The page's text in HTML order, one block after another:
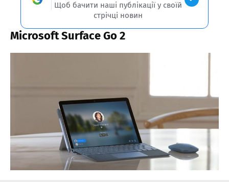
Щоб бачити наші публікації у своїй
стрічці новин
Microsoft Surface Go 2